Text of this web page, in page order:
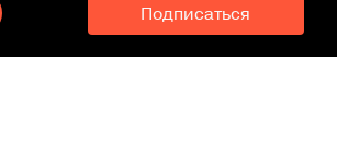
Подписаться